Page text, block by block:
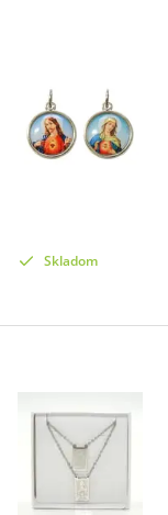
Skladom